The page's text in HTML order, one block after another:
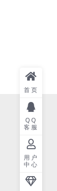
首页
QQ
客服
用户
中心